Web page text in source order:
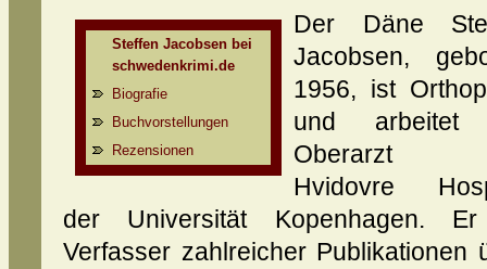
Steffen Jacobsen bei
schwedenkrimi.de
Biografie
Buchvorstellungen
Rezensionen
Der Däne
Jacobsen,
1956, ist
und arbeitet
Oberarzt
Hvidovre
der Universität Kopenhagen.
Verfasser zahlreicher Publikationen